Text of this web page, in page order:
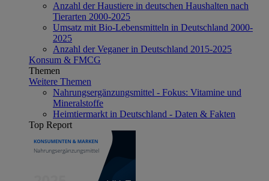
Anzahl der Haustiere in deutschen Haushalten nach
Tierarten 2000-2025
Umsatz mit Bio-Lebensmitteln in Deutschland 2000-
2025
Anzahl der Veganer in Deutschland 2015-2025
Konsum & FMCG
Themen
Weitere Themen
Nahrungsergänzungsmittel - Fokus: Vitamine und
Mineralstoffe
Heimtiermarkt in Deutschland - Daten & Fakten
Top Report